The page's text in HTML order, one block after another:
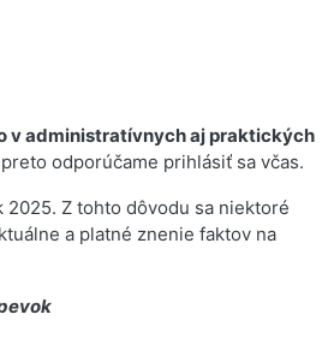
v administratívnych aj praktických
odporúčame prihlásiť sa včas.
Z tohto dôvodu sa niektoré
a platné znenie faktov na